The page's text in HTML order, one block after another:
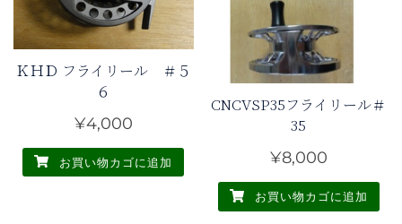
ＫＨＤ フライリール ＃５
６
¥4,000
お買い物カゴに追加
CNCVSP35フライリール＃
35
¥8,000
お買い物カゴに追加